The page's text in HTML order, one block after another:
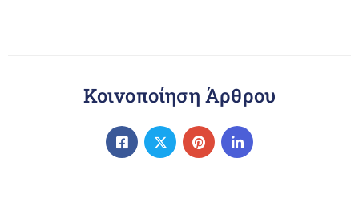
Κοινοποίηση Άρθρου